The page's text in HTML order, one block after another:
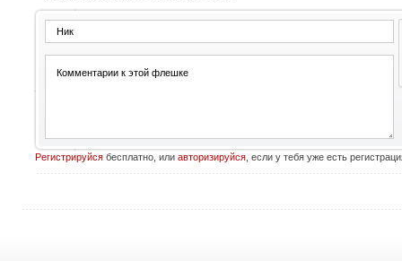
Регистрируйсябесплатно, или авторизируйся, если у тебя уже есть